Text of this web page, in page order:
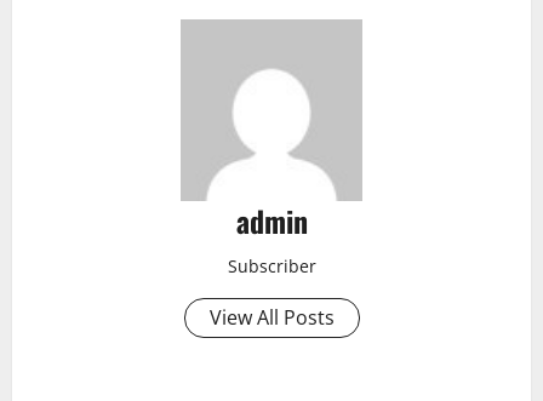
admin
Subscriber
View All Posts